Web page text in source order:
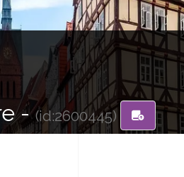
-(id:2600445)